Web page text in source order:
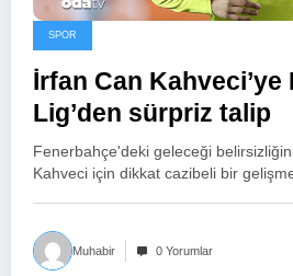
SPOR
İrfan Can Kahveci’ye
Lig’den sürpriz talip
Fenerbahçe'deki geleceği
Kahveci için dikkat cazibeli bir
Muhabir 0 Yorumlar